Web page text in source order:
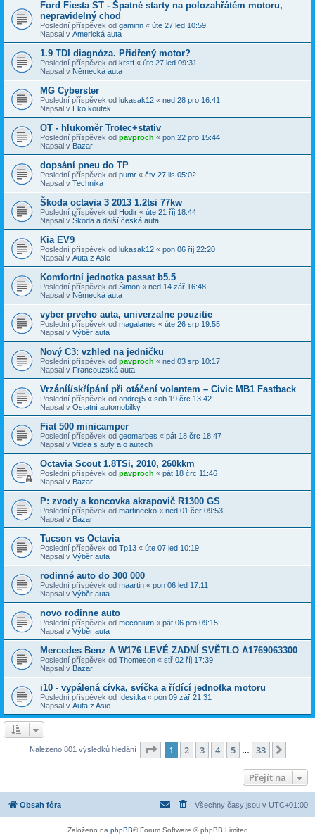
Ford Fiesta ST - Špatné starty na polozahřátém motoru,
nepravidelný chod
Poslední příspěvek od gaminn « úte 27 led 10:59
Napsal v Americká auta
1.9 TDI diagnóza. Přidřený motor?
Poslední příspěvek od krstf « úte 27 led 09:31
Napsal v Německá auta
MG Cyberster
Poslední příspěvek od lukasak12 « ned 28 pro 16:41
Napsal v Eko koutek
OT - hlukoměr Trotec+stativ
Poslední příspěvek od pavproch « pon 22 pro 15:44
Napsal v Bazar
dopsání pneu do TP
Poslední příspěvek od pumr « čtv 27 lis 05:02
Napsal v Technika
Škoda octavia 3 2013 1.2tsi 77kw
Poslední příspěvek od Hodir « úte 21 říj 18:44
Napsal v Škoda a další česká auta
Kia EV9
Poslední příspěvek od lukasak12 « pon 06 říj 22:20
Napsal v Auta z Asie
Komfortní jednotka passat b5.5
Poslední příspěvek od Šimon « ned 14 zář 16:48
Napsal v Německá auta
vyber prveho auta, univerzalne pouzitie
Poslední příspěvek od magalanes « úte 26 srp 19:55
Napsal v Výběr auta
Nový C3: vzhled na jedničku
Poslední příspěvek od pavproch « ned 03 srp 10:17
Napsal v Francouzská auta
Vrzáníí/skřípání při otáčení volantem – Civic MB1 Fastback
Poslední příspěvek od ondrejj5 « sob 19 črc 13:42
Napsal v Ostatní automobilky
Fiat 500 minicamper
Poslední příspěvek od geomarbes « pát 18 črc 18:47
Napsal v Videa s auty a o autech
Octavia Scout 1.8TSi, 2010, 260kkm
Poslední příspěvek od pavproch « pát 18 črc 11:46
Napsal v Bazar
P: zvody a koncovka akrapovič R1300 GS
Poslední příspěvek od martinecko « ned 01 čer 09:53
Napsal v Bazar
Tucson vs Octavia
Poslední příspěvek od Tp13 « úte 07 led 10:19
Napsal v Výběr auta
rodinné auto do 300 000
Poslední příspěvek od maartin « pon 06 led 17:11
Napsal v Výběr auta
novo rodinne auto
Poslední příspěvek od meconium « pát 06 pro 09:15
Napsal v Výběr auta
Mercedes Benz A W176 LEVÉ ZADNÍ SVĚTLO A1769063300
Poslední příspěvek od Thomeson « stř 02 říj 17:39
Napsal v Bazar
i10 - vypálená cívka, svíčka a řídící jednotka motoru
Poslední příspěvek od Idesitka « pon 09 zář 21:31
Napsal v Auta z Asie
Nalezeno 801 výsledků hledání Stránka z 33
1 2 3 4 5 33
Přejít na
Obsah fóra Všechny časy jsou v UTC+01:00
Založeno na phpBB® Forum Software © phpBB Limited